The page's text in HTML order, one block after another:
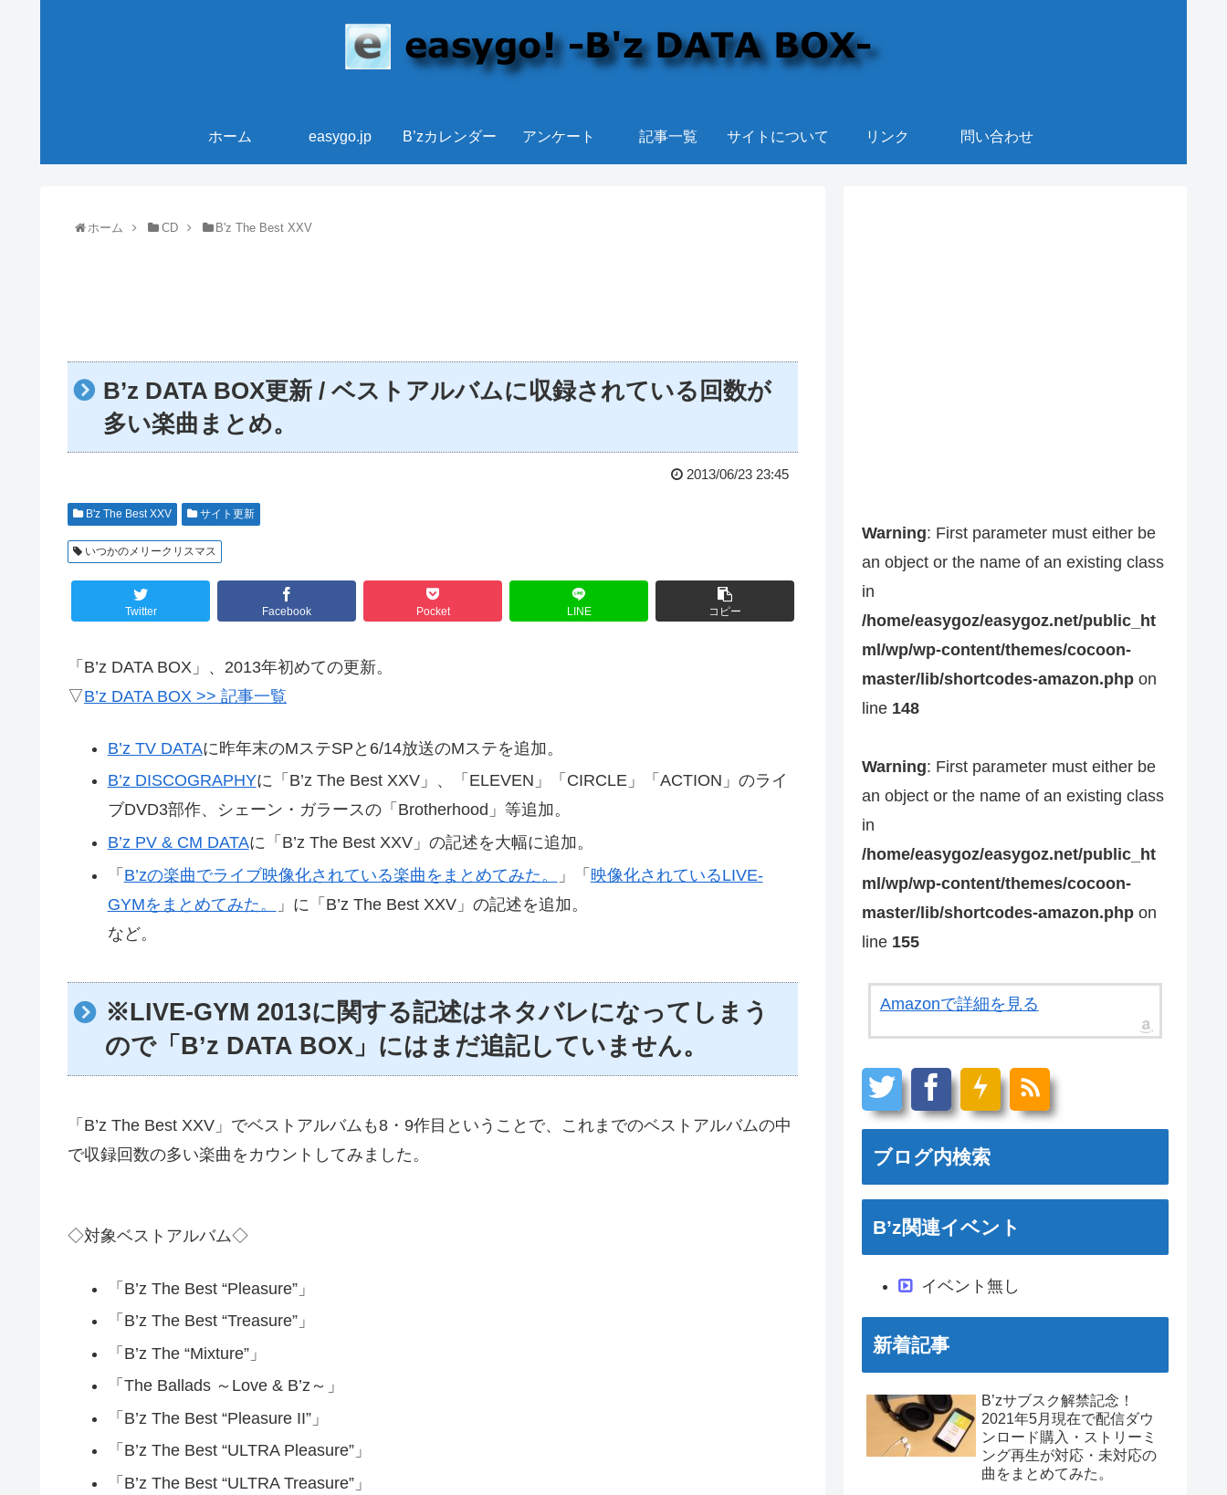
ホーム easygo.jp B’zカレンダー アンケート 記事一覧 サイトについて リンク 問い合わせ
ホーム CD B'z The Best XXV
B’z DATA BOX更新 / ベストアルバムに収録されている回数が
多い楽曲まとめ。
2013/06/23 23:45
B'z The Best XXV サイト更新
いつかのメリークリスマス
Twitter Facebook Pocket LINE コピー
「B’z DATA BOX」、2013年初めての更新。
▽B’z DATA BOX >> 記事一覧
B’z TV DATAに昨年末のMステSPと6/14放送のMステを追加。
B’z DISCOGRAPHYに「B’z The Best XXV」、「ELEVEN」「CIRCLE」「ACTION」のライ
ブDVD3部作、シェーン・ガラースの「Brotherhood」等追加。
B’z PV & CM DATAに「B’z The Best XXV」の記述を大幅に追加。
「 B’zの楽曲でライブ映像化されている楽曲をまとめてみた。 」「 映像化されているLIVE-
GYMをまとめてみた。
」に「B’z The Best XXV」の記述を追加。
など。
※LIVE-GYM 2013に関する記述はネタバレになってしまう
ので「B’z DATA BOX」にはまだ追記していません。
「B’z The Best XXV」でベストアルバムも8・9作目ということで、これまでのベストアルバムの中
で収録回数の多い楽曲をカウントしてみました。
◇対象ベストアルバム◇
「B’z The Best “Pleasure”」
「B’z The Best “Treasure”」
「B’z The “Mixture”」
「The Ballads ～Love & B’z～」
「B’z The Best “Pleasure II”」
「B’z The Best “ULTRA Pleasure”」
「B’z The Best “ULTRA Treasure”」
Warning: First parameter must either be
an object or the name of an existing class
in
/home/easygoz/easygoz.net/public_ht
ml/wp/wp-content/themes/cocoon-
master/lib/shortcodes-amazon.php on
line 148
Warning: First parameter must either be
an object or the name of an existing class
in
/home/easygoz/easygoz.net/public_ht
ml/wp/wp-content/themes/cocoon-
master/lib/shortcodes-amazon.php on
line 155
Amazonで詳細を見る
ブログ内検索
B’z関連イベント
イベント無し
新着記事
B’zサブスク解禁記念！
2021年5月現在で配信ダウ
ンロード購入・ストリーミ
ング再生が対応・未対応の
曲をまとめてみた。